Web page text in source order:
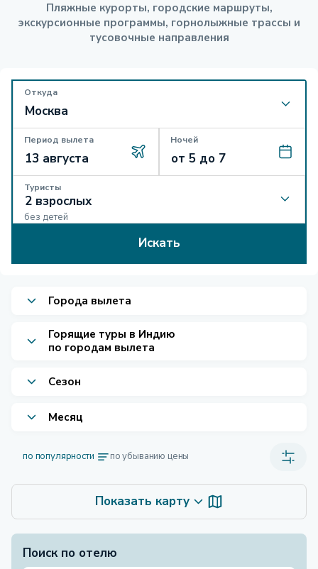
Пляжные курорты, городские маршруты,
экскурсионные программы, горнолыжные трассы и
тусовочные направления
Откуда
Период вылета Ночей
Туристы
без детей
Искать
Города вылета
Горящие туры в Индию
по городам вылета
Сезон
Месяц
по популярности по убыванию цены
Показать карту
Поиск по отелю